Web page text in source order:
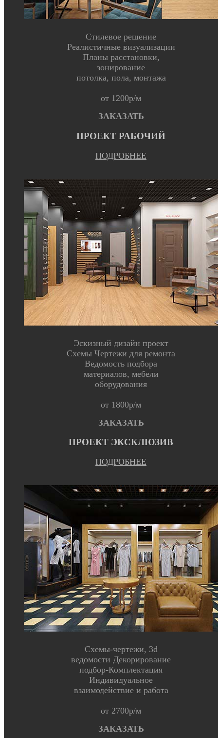
Стилевое решение
Реалистичные визуализации
Планы расстановки,
зонирование
потолка, пола, монтажа
от 1200р/м
ЗАКАЗАТЬ
ПРОЕКТ РАБОЧИЙ
ПОДРОБНЕЕ
Эскизный дизайн проект
Схемы Чертежи для ремонта
Ведомость подбора
материалов, мебели
оборудования
от 1800р/м
ЗАКАЗАТЬ
ПРОЕКТ ЭКСКЛЮЗИВ
ПОДРОБНЕЕ
Схемы-чертежи, 3d
ведомости Декорирование
подбор-Комплектация
Индивидуальное
взаимодействие и работа
от 2700р/м
ЗАКАЗАТЬ